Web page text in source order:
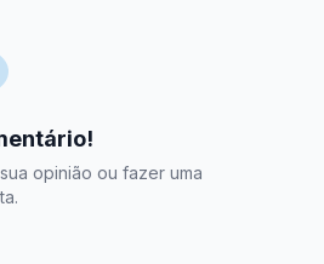
opinião ou fazer uma